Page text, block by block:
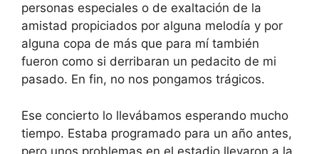
personas especiales o de exaltación de la
amistad propiciados por alguna melodía y por
alguna copa de más que para mí también
fueron como si derribaran un pedacito de mi
pasado. En fin, no nos pongamos trágicos.
Ese concierto lo llevábamos esperando mucho
tiempo. Estaba programado para un año antes,
pero unos problemas en el estadio llevaron a la